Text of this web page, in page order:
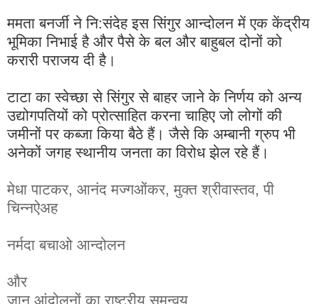
ममता बनर्जी ने नि:संदेह इस सिंगुर आन्दोलन में एक केंद्रीय
भूमिका निभाई है और पैसे के बल और बाहुबल दोनों को
करारी पराजय दी है।
टाटा का स्वेच्छा से सिंगुर से बाहर जाने के निर्णय को अन्य
उद्योगपतियों को प्रोत्साहित करना चाहिए जो लोगों की
जमीनों पर कब्जा किया बैठे हैं। जैसे कि अम्बानी ग्रुप भी
अनेकों जगह स्थानीय जनता का विरोध झेल रहे हैं।
मेधा पाटकर, आनंद मज्गओंकर, मुक्त श्रीवास्तव, पी
चिन्नऐअह
नर्मदा बचाओ आन्दोलन
और
जान आंदोलनों का राष्ट्रीय समन्वय